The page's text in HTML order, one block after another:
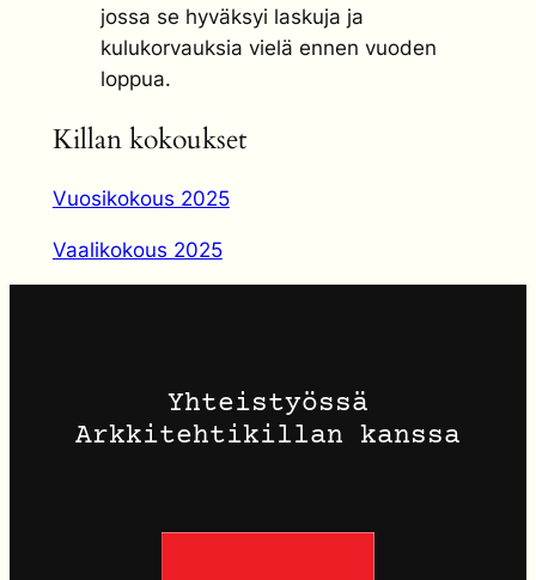
jossa se hyväksyi laskuja ja
kulukorvauksia vielä ennen vuoden
loppua.
Killan kokoukset
Vuosikokous 2025
Vaalikokous 2025
Yhteistyössä
Arkkitehtikillan kanssa